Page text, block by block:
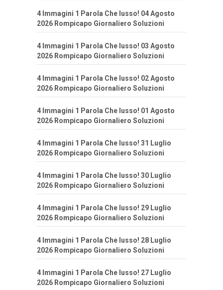
4 Immagini 1 Parola Che lusso! 04 Agosto
2026 Rompicapo Giornaliero Soluzioni
4 Immagini 1 Parola Che lusso! 03 Agosto
2026 Rompicapo Giornaliero Soluzioni
4 Immagini 1 Parola Che lusso! 02 Agosto
2026 Rompicapo Giornaliero Soluzioni
4 Immagini 1 Parola Che lusso! 01 Agosto
2026 Rompicapo Giornaliero Soluzioni
4 Immagini 1 Parola Che lusso! 31 Luglio
2026 Rompicapo Giornaliero Soluzioni
4 Immagini 1 Parola Che lusso! 30 Luglio
2026 Rompicapo Giornaliero Soluzioni
4 Immagini 1 Parola Che lusso! 29 Luglio
2026 Rompicapo Giornaliero Soluzioni
4 Immagini 1 Parola Che lusso! 28 Luglio
2026 Rompicapo Giornaliero Soluzioni
4 Immagini 1 Parola Che lusso! 27 Luglio
2026 Rompicapo Giornaliero Soluzioni